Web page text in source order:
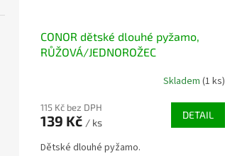
CONOR dětské dlouhé pyžamo,
RŮŽOVÁ/JEDNOROŽEC
Skladem (1 ks)
115 Kč bez DPH
139 Kč / ks
DETAIL
Dětské dlouhé pyžamo.